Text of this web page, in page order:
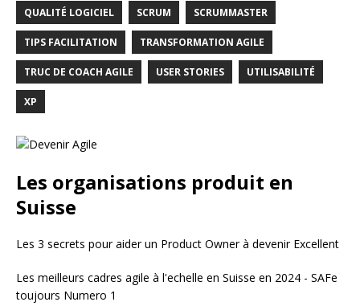
QUALITÉ LOGICIEL SCRUM SCRUMMASTER
TIPS FACILITATION TRANSFORMATION AGILE
TRUC DE COACH AGILE USER STORIES UTILISABILITÉ
XP
Les organisations produit en
Suisse
Les 3 secrets pour aider un Product Owner à devenir Excellent
Les meilleurs cadres agile à l'echelle en Suisse en 2024 - SAFe
toujours Numero 1